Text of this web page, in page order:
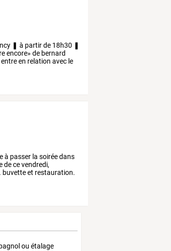
❚ à partirde 18h30 ❚
encore» de bernard
entreen relation avec le
à passer la soiréedans
decevendredi,
buvetteet restauration.
ou étalage